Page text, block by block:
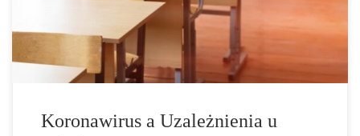
Koronawirus a Uzależnienia u